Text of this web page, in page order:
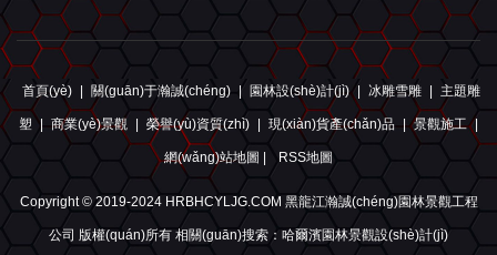
首頁(yè) 關(guān)于瀚誠(chéng) | 園林設(shè)計(jì) | 冰雕雪雕 主題雕
塑 | 商業(yè)景觀 榮譽(yù)資質(zhì) 現(xiàn)貨產(chǎn)品 | 景觀施工 |
網(wǎng)站地圖 | RSS地圖
Copyright © 2019-2024 HRBHCYLJG.COM 黑龍江瀚誠(chéng)園林景觀工程
公司 版權(quán)所有 相關(guān)搜索：哈爾濱園林景觀設(shè)計(jì)